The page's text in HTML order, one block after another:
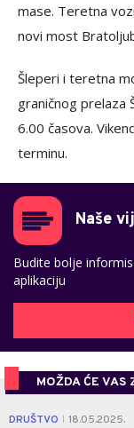
mase. Teretna
novi most
Šleperi i teretna
graničnog prelaza
6.00 časova.
terminu.
Naše
Budite bolje
aplikaciju
MOŽDA ĆE VAS
DRUŠTVO 18.05.2025.